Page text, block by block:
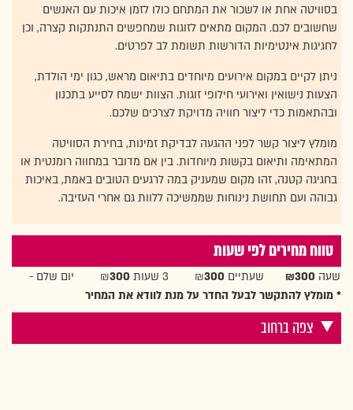
בסוויטה אחת או לשכור את המתחם כולו לזמן איכות עם האנשים
שחשובים לכם. המקום מתאים לזוגות שמחפשים התנתקות קצרה, וכן
לחגיגות אינטימיות הדורשות תשומת לב לפרטים.
ניתן לקיים במקום אירועים מיוחדים בתיאום מראש, כגון ימי הולדת,
הצעות נישואין ואירועי חילופי זוגות. הצוות ישמח לסייע בתכנון
ובהתאמות כדי ליצור חוויה מדויקת לצרכים שלכם.
מומלץ ליצור קשר לפני ההגעה לבדיקת זמינות, בחירת הסוויטה
המתאימה ותיאום בקשות מיוחדות. בין אם מדובר במחווה רומנטית או
בחגיגה קטנה, זהו מקום שמעניק במה לרגעים הטובים באמת, באיכות
גבוהה ועם תחושת נינוחות שממשיכה ללוות גם אחרי העזיבה.
טווח מחירים לפי שעות
שעה ₪300 שעתיים ₪ 300 3 שעות ₪ 300
יום שלם -
* מומלץ להתקשר לבעל החדר על מנת לוודא את המחיר
צפה ברחוב